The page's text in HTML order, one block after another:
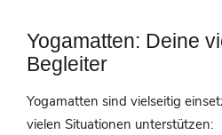
Yogamatten: Deine
Begleiter
Yogamatten sind vielseitig
vielen Situationen unterstützen: